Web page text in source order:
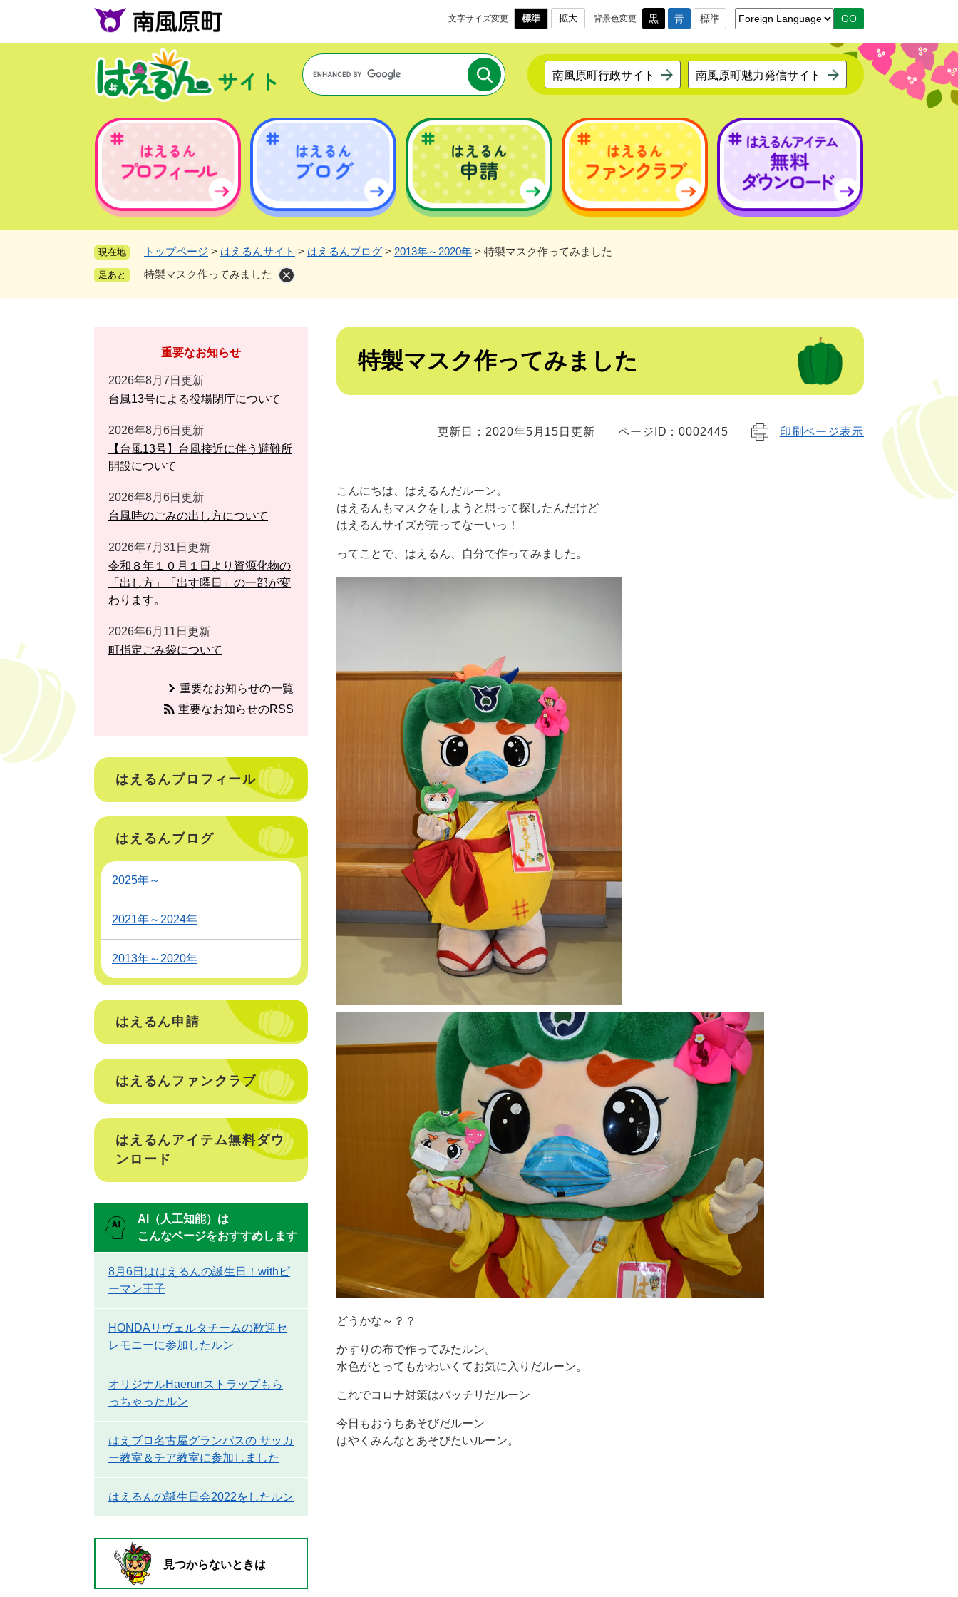
ジ
メニューを飛ばして本文へ
文字サイズ変更 標準 拡大 背景色変更 黒 青 標準
南風原町行政サイト 南風原町魅力発信サイト
現在地 トップページ > はえるんサイト > はえるんブログ > 2013年～2020年 > 特製マスク作ってみました
足あと 特製マスク作ってみました
本
特製マスク作ってみました
更新日：2020年5月15日更新 ページID：0002445 印刷ページ表示
こんにちは、はえるんだルーン。
はえるんもマスクをしようと思って探したんだけど
はえるんサイズが売ってなーいっ！
ってことで、はえるん、自分で作ってみました。
どうかな～？？
かすりの布で作ってみたルン。
水色がとってもかわいくてお気に入りだルーン。
これでコロナ対策はバッチリだルーン
今日もおうちあそびだルーン
はやくみんなとあそびたいルーン。
重要なお知らせ
2026年8月7日更新
台風13号による役場閉庁について
2026年8月6日更新
【台風13号】台風接近に伴う避難所
開設について
2026年8月6日更新
台風時のごみの出し方について
2026年7月31日更新
令和８年１０月１日より資源化物の
「出し方」「出す曜日」の一部が変
わります。
2026年6月11日更新
町指定ごみ袋について
重要なお知らせの一覧
重要なお知らせのRSS
はえるんプロフィール
はえるんブログ
2025年～
2021年～2024年
2013年～2020年
はえるん申請
はえるんファンクラブ
はえるんアイテム無料ダウ
ンロード
AI（人工知能）は
こんなページをおすすめします
8月6日ははえるんの誕生日！withピ
ーマン王子
HONDAリヴェルタチームの歓迎セ
レモニーに参加したルン
オリジナルHaerunストラップもら
っちゃったルン
はえブロ名古屋グランパスの サッカ
ー教室＆チア教室に参加しました
はえるんの誕生日会2022をしたルン
見つからないときは